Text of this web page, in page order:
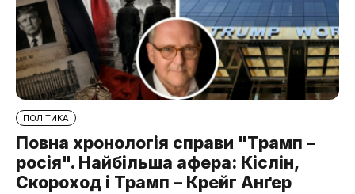
ПОЛІТИКА
Повна хронологія справи "Трамп –
росія". Найбільша афера: Кіслін,
Скороход і Трамп – Крейг Анґер